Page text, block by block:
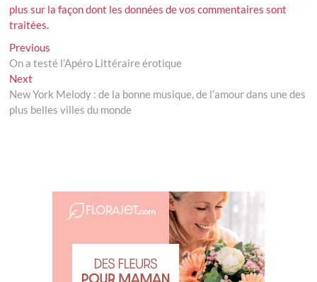
plus sur la façon dont les données de vos commentaires sont
traitées.
Navigation
de
l’article
Previous
post:
On a testé l’Apéro Littéraire érotique
Next
post:
New York Melody : de la bonne musique, de l’amour dans une des
plus belles villes du monde